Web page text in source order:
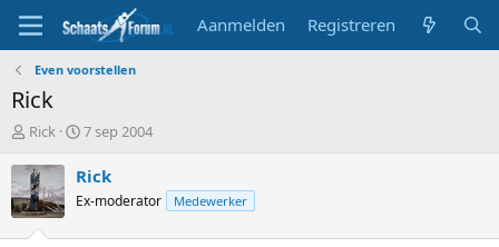
Aanmelden Registreren
Even voorstellen
Rick
T
p
i
c
s
Rick
S
a
t
7 sep 2004
Rick
Ex-moderator Medewerker